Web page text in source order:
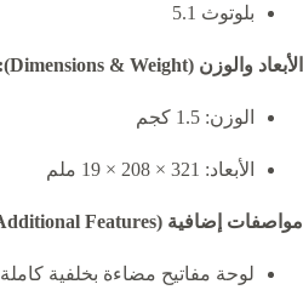
بلوتوث 5.1
الأبعاد والوزن (Dimensions & Weight):
الوزن: 1.5 كجم
الأبعاد: 321 × 208 × 19 ملم
مواصفات إضافية (Additional Features):
لوحة مفاتيح مضاءة بخلفية كاملة